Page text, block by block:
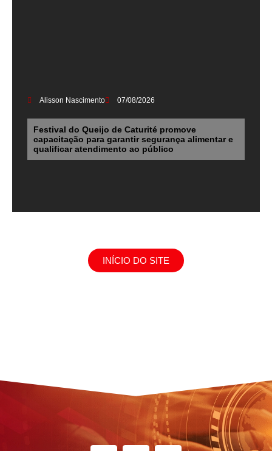
Alisson Nascimento 07/08/2026
Festival do Queijo de Caturité promove
capacitação para garantir segurança alimentar e
qualificar atendimento ao público
INÍCIO DO SITE